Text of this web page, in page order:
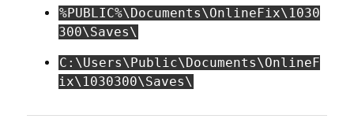
%PUBLIC%\Documents\OnlineFix\1030
300\Saves\
C:\Users\Public\Documents\OnlineF
ix\1030300\Saves\